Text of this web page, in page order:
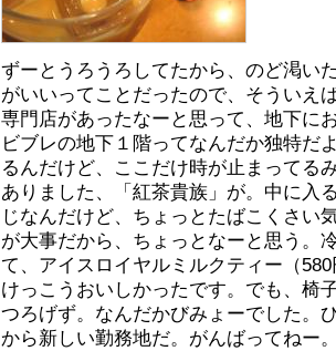
ずーとうろうろしてたから、のど渇い
がいいってことだったので、そういえ
専門店があったなーと思って、地下に
ビブレの地下１階ってなんだか独特だ
るんだけど、ここだけ時が止まってる
ありました、「紅茶貴族」が。中に入
じなんだけど、ちょっとたばこくさい
が大事だから、ちょっとなーと思う。
て、アイスロイヤルミルクティー（
けっこうおいしかったです。でも、椅
つろげず。なんだかびみょーでした。
から新しい勤務地だ。がんばってねー